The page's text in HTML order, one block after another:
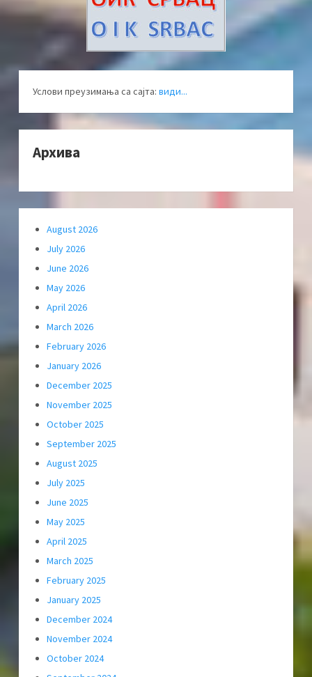
Услови преузимања са сајта: види...
Архива
August 2026
July 2026
June 2026
May 2026
April 2026
March 2026
February 2026
January 2026
December 2025
November 2025
October 2025
September 2025
August 2025
July 2025
June 2025
May 2025
April 2025
March 2025
February 2025
January 2025
December 2024
November 2024
October 2024